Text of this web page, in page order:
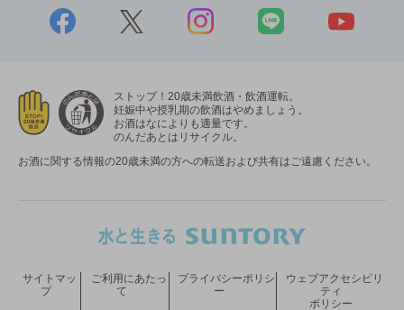
ストップ！20歳未満飲酒・飲酒運転。
妊娠中や授乳期の飲酒はやめましょう。
お酒はなによりも適量です。
のんだあとはリサイクル。
お酒に関する情報の20歳未満の方への転送および共有はご遠慮ください。
サイトマッ
プ
ご利用にあたっ
て
プライバシーポリシ
ー
ウェブアクセシビリ
ティ
ポリシー